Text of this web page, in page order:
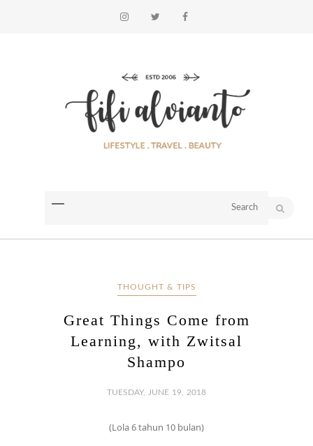
THOUGHT & TIPS
Great Things Come from
Learning, with Zwitsal
Shampo
TUESDAY, JUNE 19, 2018
(Lola 6 tahun 10 bulan)